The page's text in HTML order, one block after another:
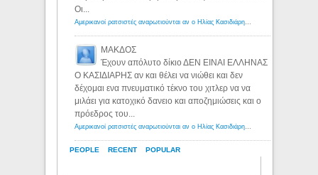
PEOPLE RECENT POPULAR
Οι...
Αμερικανοί ρατσιστές αναρωτιούνται αν ο Ηλίας Κασιδιάρης ανήκει στη λευκή φυλή... - Λόγιος Ερμής
ΜΑΚΔΟΣ
Έχουν απόλυτο δίκιο ΔΕΝ ΕΙΝΑΙ ΕΛΛΗΝΑΣ
Ο ΚΑΣΙΔΙΑΡΗΣ αν και θέλει να νιώθει και δεν
δέχομαι ενα πνευματικό τέκνο του χιτλερ να να
μιλάει για κατοχικό δανειο και αποζημιώσεις και ο
πρόεδρος του...
Αμερικανοί ρατσιστές αναρωτιούνται αν ο Ηλίας Κασιδιάρης ανήκει στη λευκή φυλή... - Λόγιος Ερμής